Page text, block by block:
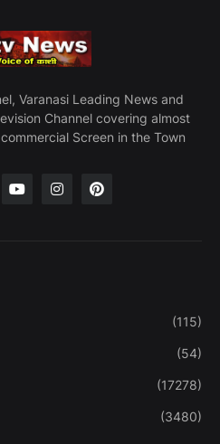
Varanasi Leading News and
Channel covering almost
Screen in the Town
(115)
(54)
(17278)
(3480)